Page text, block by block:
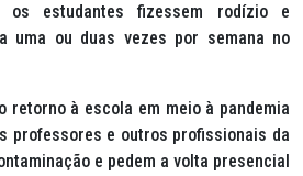
estudantes fizessem rodízio e
uma ou duas vezes por semana no
retorno à escola em meio à pandemia
professores e outros profissionais da
e pedem a volta presencial